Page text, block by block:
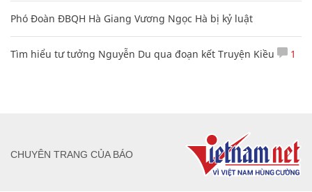
Phó Đoàn ĐBQH Hà Giang Vương Ngọc Hà bị kỷ luật
Tìm hiểu tư tưởng Nguyễn Du qua đoạn kết Truyện Kiều 1
CHUYÊN TRANG CỦA BÁO